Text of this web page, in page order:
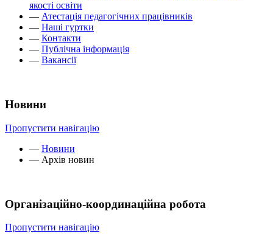
якості освіти
— Атестація педагогічних працівників
— Наші гуртки
— Контакти
— Публічна інформація
— Вакансії
Новини
Пропустити навігацію
— Новини
— Архів новин
Організаційно-координаційна робота
Пропустити навігацію